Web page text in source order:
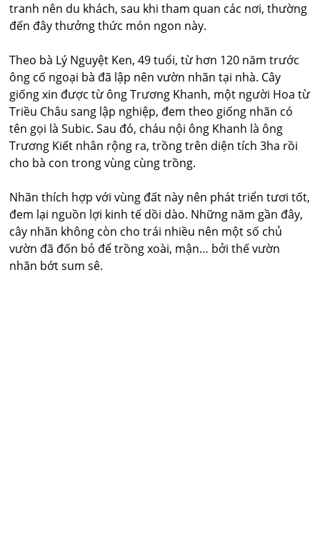
tranh nên du khách, sau khi tham quan các nơi, thường
đến đây thưởng thức món ngon này.
Theo bà Lý Nguyệt Ken, 49 tuổi, từ hơn 120 năm trước
ông cố ngoại bà đã lập nên vườn nhãn tại nhà. Cây
giống xin được từ ông Trương Khanh, một người Hoa từ
Triều Châu sang lập nghiệp, đem theo giống nhãn có
tên gọi là Subic. Sau đó, cháu nội ông Khanh là ông
Trương Kiết nhân rộng ra, trồng trên diện tích 3ha rồi
cho bà con trong vùng cùng trồng.
Nhãn thích hợp với vùng đất này nên phát triển tươi tốt,
đem lại nguồn lợi kinh tế dồi dào. Những năm gần đây,
cây nhãn không còn cho trái nhiều nên một số chủ
vườn đã đốn bỏ để trồng xoài, mận… bởi thế vườn
nhãn bớt sum sê.